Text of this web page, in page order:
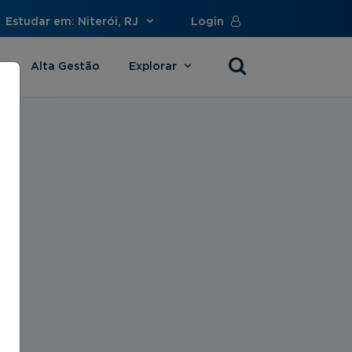
Estudar em: Niterói, RJ Login
Alta Gestão Explorar